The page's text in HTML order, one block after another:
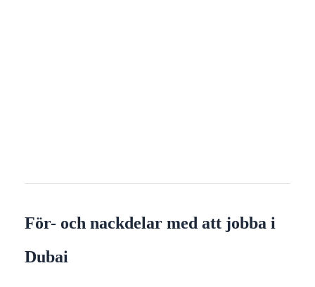
För- och nackdelar med att jobba i
Dubai